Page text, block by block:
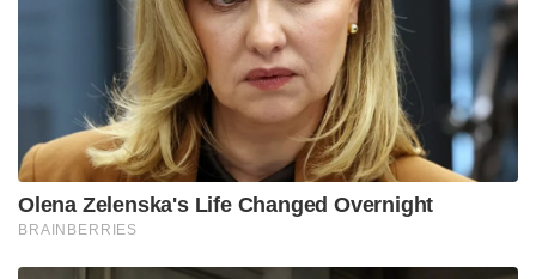
Olena Zelenska's Life Changed Overnight
BRAINBERRIES